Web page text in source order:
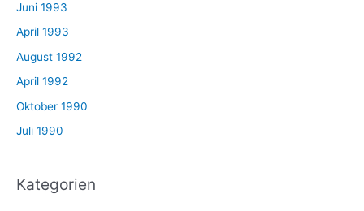
Juni 1993
April 1993
August 1992
April 1992
Oktober 1990
Juli 1990
Kategorien